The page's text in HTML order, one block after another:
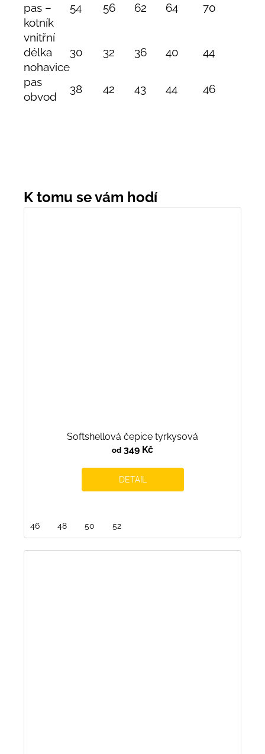
pas –
kotník
54 56 62 64 70
vnitřní
délka
nohavice
30 32 36 40 44
pas
obvod
38 42 43 44 46
Softshellová čepice tyrkysová
od 349 Kč
DETAIL
46 48 50 52